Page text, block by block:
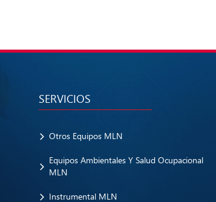
SERVICIOS
Otros Equipos MLN
Equipos Ambientales Y Salud Ocupacional
MLN
Instrumental MLN